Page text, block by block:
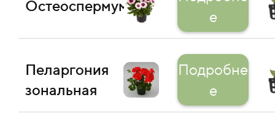
Остеоспермум
е
Пеларгония
зональная
Подробне
е